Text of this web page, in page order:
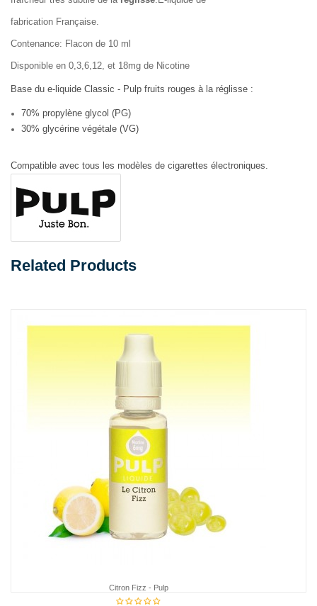
fabrication Française.
Contenance: Flacon de 10 ml
Disponible en 0,3,6,12, et 18mg de Nicotine
Base du e-liquide Classic - Pulp fruits rouges à la réglisse :
70% propylène glycol (PG)
30% glycérine végétale (VG)
Compatible avec tous les modèles de cigarettes électroniques.
Related Products
Verveine Pamplemousse Rose Pulp